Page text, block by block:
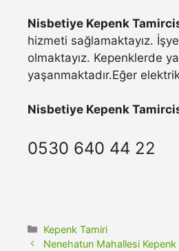
Nisbetiye Kepenk
hizmeti sağlamaktayız.
olmaktayız. Kepenklerde
yaşanmaktadır.Eğer
Nisbetiye Kepenk
0530 640 44 22
Kategoriler
Kepenk Tamiri
Nenehatun Mahallesi